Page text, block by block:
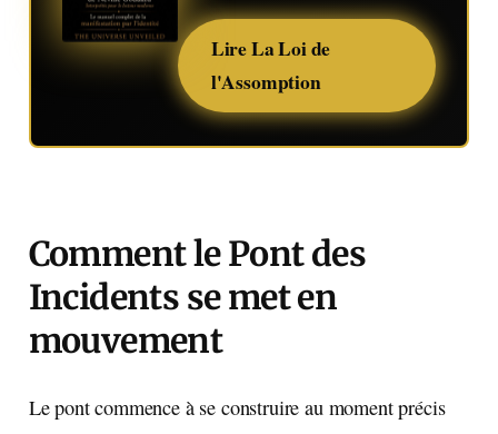
Lire La Loi de
l'Assomption
Comment le Pont des
Incidents se met en
mouvement
Le pont commence à se construire au moment précis